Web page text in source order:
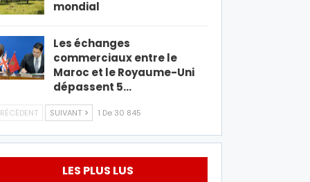
mondial
Les échanges
commerciaux entre le
Maroc et le Royaume-Uni
dépassent 5…
SUIVANT 1 De 30 845
LES PLUS LUS